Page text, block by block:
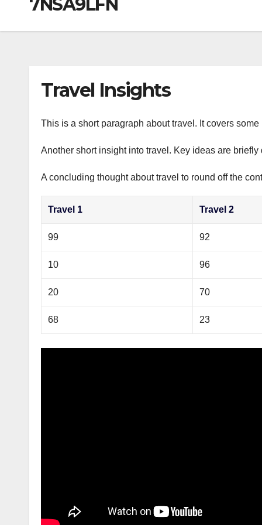
7NSA9LFN
Travel Insights
This is a short paragraph about travel. It covers
Another short insight into travel. Key ideas are briefly
A concluding thought about travel to round off the
Travel 1 Travel 2
99 92
10 96
20 70
68 23
m